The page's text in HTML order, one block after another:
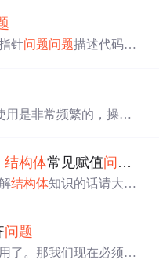
针问题问题描述代码如
声明两个
地址时，出现了 问题
用是非常频繁的，操作
copy结构体 时的一
使用memcpy对结构体
结构体常见赋值问题
结构体知识的话请大佬
六、内存对齐
法： 1.正常结构体定义
问题
了。那我们现在必须得